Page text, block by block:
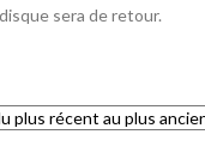
sera de retour.